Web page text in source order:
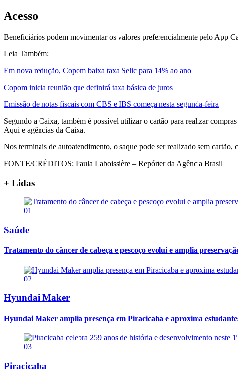
Acesso
Beneficiários podem movimentar os valores preferencialmente pelo App
Leia Também:
Em nova redução, Copom baixa taxa Selic para 14% ao ano
Copom inicia reunião que definirá taxa básica de juros
Emissão de notas fiscais com CBS e IBS começa nesta segunda-feira
Segundo a Caixa, também é possível utilizar o cartão para realizar
Aqui e agências da Caixa.
Nos terminais de autoatendimento, o saque pode ser realizado sem
FONTE/CRÉDITOS: Paula Laboissière – Repórter da Agência Brasil
+ Lidas
01
Saúde
Tratamento do câncer de cabeça e pescoço evolui e amplia
02
Hyundai Maker
Hyundai Maker amplia presença em Piracicaba e aproxima
03
Piracicaba